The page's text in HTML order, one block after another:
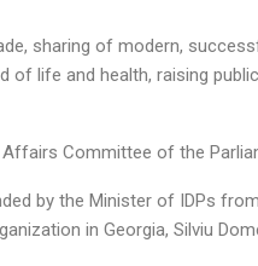
sharing of modern,
life and health, raising
Committee of the
by the Minister of IDPs
in Georgia, Silviu